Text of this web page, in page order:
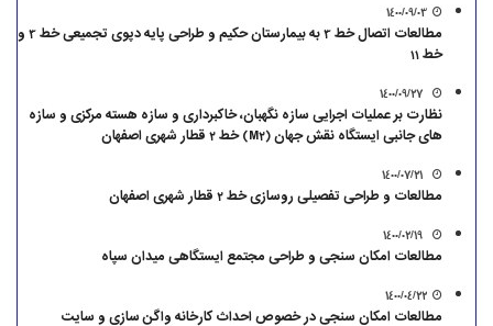
1400/09/03
مطالعات اتصال خط 3 به بیمارستان حکیم و طراحی پایه دپوی تجمیعی خط 3 و
خط 11
نظارت بر عملیات اجرایی سازه نگهبان، خاکبرداری و سازه هسته مرکزی و سازه
های جانبی ایستگاه نقش جهان (M2) خط 2 قطار شهری اصفهان
مطالعات و طراحی تفصیلی روسازی خط 2 قطار شهری اصفهان
مطالعات امکان سنجی و طراحی مجتمع‌ ایستگاهی میدان سپاه
1400/04/22
مطالعات امکان سنجی در خصوص احداث کارخانه واگن سازی و سایت